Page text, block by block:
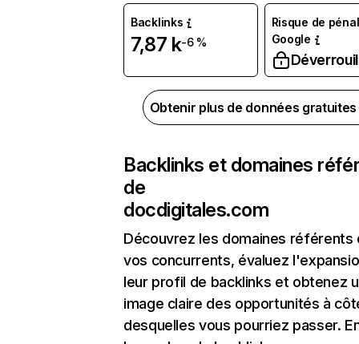
Backlinks
7,87 k-6 %
Risque de
Google
Obtenir plus de données
Backlinks et domaines
de
docdigitales.com
Découvrez les domaines référents
vos concurrents, évaluez
leur profil de backlinks et obtenez
image claire des opportunités à
desquelles vous pourriez passer.